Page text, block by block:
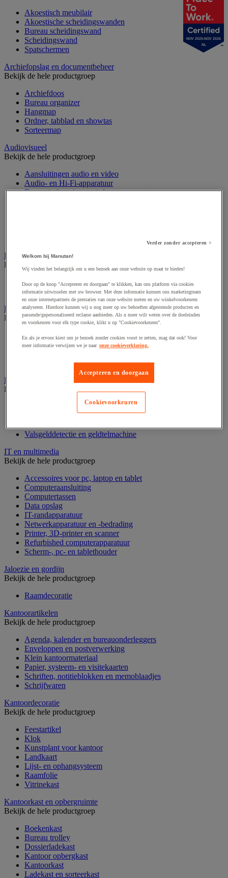
Akoestisch meubilair
Akoestische scheidingswanden
Bureau scheidingswand
Scheidingswand
Spatschermen
Archiefopslag en documentbeheer
Bekijk de hele productgroep
Archiefdoos
Bureau organizer
Hangmap
Ordner, tabblad en showtas
Sorteermap
Audiovisueel
Bekijk de hele productgroep
Aansluitingen audio en video
Audio- en Hi-Fi-apparatuur
Dynamisch en interactief weergavesysteem
Bewegwijzering en aanduidingsborden
Bekijk de hele productgroep
Deurnaambord
Pictogram
Folderrek en -houder
Bekijk de hele productgroep
Folderrek
Mobiel folderrek
Wandfolderhouder
Inname en beheer van geld
Bekijk de hele productgroep
Barcode scanner en accessoires
Biljettenteller/sorteerder en valsgelddetector
Valsgelddetectie en geldtelmachine
IT en multimedia
Bekijk de hele productgroep
Accessoires voor pc, laptop en tablet
Computeraansluiting
Computertassen
Data opslag
IT-randapparatuur
Netwerkapparatuur en -bedrading
Printer, 3D-printer en scanner
Refurbished computerapparatuur
Scherm-, pc- en tablethouder
Jaloezie en gordijn
Bekijk de hele productgroep
Raamdecoratie
Kantoorartikelen
Bekijk de hele productgroep
Agenda, kalender en bureauonderleggers
Enveloppen en postverwerking
Klein kantoormateriaal
Papier, systeem- en visitekaarten
Schriften, notitieblokken en memoblaadjes
Schrijfwaren
Kantoordecoratie
Bekijk de hele productgroep
Feestartikel
Klok
Kunstplant voor kantoor
Landkaart
Lijst- en ophangsysteem
Raamfolie
Vitrinekast
Kantoorkast en opbergruimte
Bekijk de hele productgroep
Boekenkast
Bureau trolley
Dossierladekast
Kantoor opbergkast
Kantoorkast
Ladekast en sorteerkast
NOV 2025-NOV 2026
NL
Verder zonder accepteren >
Welkom bij Manutan!
Wij vinden het belangrijk om u een bezoek aan onze website op maat te bieden!
Door op de knop "Accepteren en doorgaan" te klikken, kan ons platform via cookies
informatie uitwisselen met uw browser. Met deze informatie kunnen ons marketingteam
en onze internetpartners de prestaties van onze website meten en uw winkelvoorkeuren
analyseren. Hierdoor kunnen wij u nog meer op uw behoeften afgestemde producten en
passende/gepersonaliseerd reclame aanbieden. Als u meer wilt weten over de doeleinden
en voorkeuren voor elk type cookie, klikt u op "Cookievoorkeuren".
En als je ervoor kiest om je bezoek zonder cookies voort te zetten, mag dat ook! Voor
meer informatie verwijzen we je naar onze cookieverklaring.
Accepteren en doorgaan
Cookievoorkeuren